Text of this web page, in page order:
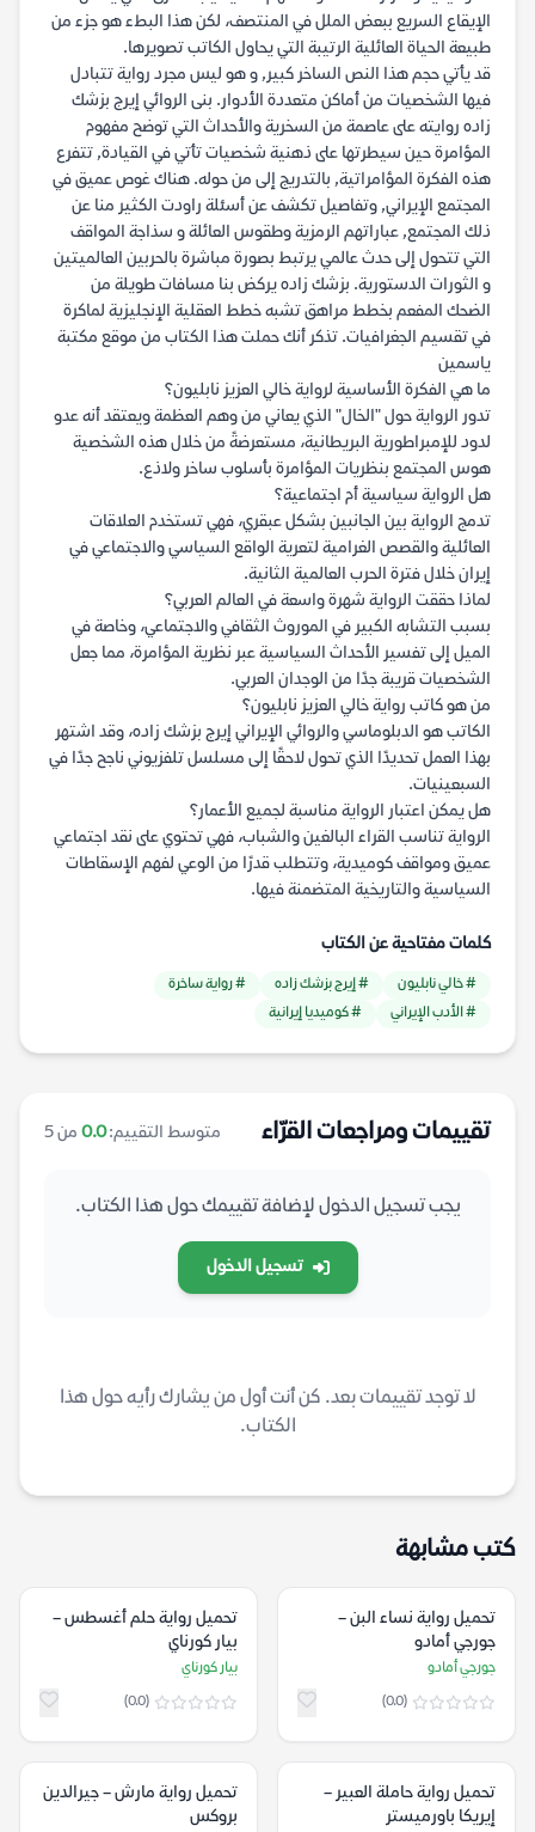
الإيقاع السريع ببعض الملل في المنتصف، لكن هذا البطء هو جزء من
طبيعة الحياة العائلية الرتيبة التي يحاول الكاتب تصويرها.
قد يأتي حجم هذا النص الساخر كبير, و هو ليس مجرد رواية تتبادل
فيها الشخصيات من أماكن متعددة الأدوار. بنى الروائي إيرج بزشك
زاده روايته على عاصمة من السخرية والأحداث التي توضح مفهوم
المؤامرة حين سيطرتها على ذهنية شخصيات تأتي في القيادة, تتفرع
هذه الفكرة المؤامراتية, بالتدريج إلى من حوله. هناك غوص عميق في
المجتمع الإيراني, وتفاصيل تكشف عن أسئلة راودت الكثير منا عن
ذلك المجتمع, عباراتهم الرمزية وطقوس العائلة و سذاجة المواقف
التي تتحول إلى حدث عالمي يرتبط بصورة مباشرة بالحربين العالميتين
و الثورات الدستورية. بزشك زاده يركض بنا مسافات طويلة من
الضحك المفعم بخطط مراهق تشبه خطط العقلية الإنجليزية لماكرة
في تقسيم الجغرافيات. تذكر أنك حملت هذا الكتاب من موقع مكتبة
ياسمين
ما هي الفكرة الأساسية لرواية خالي العزيز نابليون؟
تدور الرواية حول "الخال" الذي يعاني من وهم العظمة ويعتقد أنه عدو
لدود للإمبراطورية البريطانية، مستعرضةً من خلال هذه الشخصية
هوس المجتمع بنظريات المؤامرة بأسلوب ساخر ولاذع.
هل الرواية سياسية أم اجتماعية؟
تدمج الرواية بين الجانبين بشكل عبقري، فهي تستخدم العلاقات
العائلية والقصص الغرامية لتعرية الواقع السياسي والاجتماعي في
إيران خلال فترة الحرب العالمية الثانية.
لماذا حققت الرواية شهرة واسعة في العالم العربي؟
بسبب التشابه الكبير في الموروث الثقافي والاجتماعي، وخاصة في
الميل إلى تفسير الأحداث السياسية عبر نظرية المؤامرة، مما جعل
الشخصيات قريبة جدًا من الوجدان العربي.
من هو كاتب رواية خالي العزيز نابليون؟
الكاتب هو الدبلوماسي والروائي الإيراني إيرج بزشك زاده، وقد اشتهر
بهذا العمل تحديدًا الذي تحول لاحقًا إلى مسلسل تلفزيوني ناجح جدًا في
السبعينيات.
هل يمكن اعتبار الرواية مناسبة لجميع الأعمار؟
الرواية تناسب القراء البالغين والشباب، فهي تحتوي على نقد اجتماعي
عميق ومواقف كوميدية، وتتطلب قدرًا من الوعي لفهم الإسقاطات
السياسية والتاريخية المتضمنة فيها.
كلمات مفتاحية عن الكتاب
# خالي نابليون # إيرج بزشك زاده
# رواية ساخرة
# الأدب الإيراني
# كوميديا إيرانية
تقييمات ومراجعات القرّاء متوسط التقييم:0.0 من 5
يجب تسجيل الدخول لإضافة تقييمك حول هذا الكتاب.
تسجيل الدخول
لا توجد تقييمات بعد. كن أنت أول من يشارك رأيه حول هذا
الكتاب.
كتب مشابهة
تحميل رواية نساء البن –
جورجي أمادو
جورجي أمادو
(0.0)
تحميل رواية حلم أغسطس –
بيار كورناي
بيار كورناي
(0.0)
تحميل رواية حاملة العبير –
إيريكا باورميستر
تحميل رواية مارش – جيرالدين
بروكس